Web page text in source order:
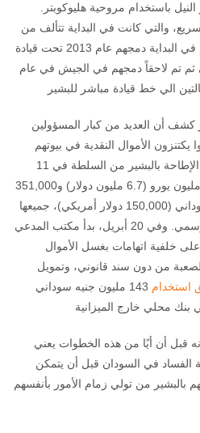
باستخدام مروحية هليوكوبتر.
والتي كانت في البداية تتألف من
رجال ميليشيات الجنجويد. وقد تم في البداية دمجهم عام 2013 تحت قيادة
ثم تم لاحقاً دمجهم في الجيش في عام
كشف أن العديد من كبار المسؤولين
يكتنزون الأموال النقدية في بيوتهم
وحساباتهم البنكية المحلية. ولدى الإطاحة بالبشير من السلطة في 11
أبريل، وجدت السلطات قرابة 6 مليون يورو (6.7 مليون دولار) و351,000
دولار أمريكي و5 ملايين جنيه سوداني (150,000 دولار أمريكي)، جميعها
أموال نقدية، في مقر إقامته الرسمي. وفي 20 أبريل، بدأ مكتب المدعي
خلفية اتهامات بغسل الأموال
من دون سند قانوني، وتمويل
استخدام
143 مليون جنيه سوداني
قبل أن أيًا من هذه الخطوات يعني
في السودان قبل أن يتمكن